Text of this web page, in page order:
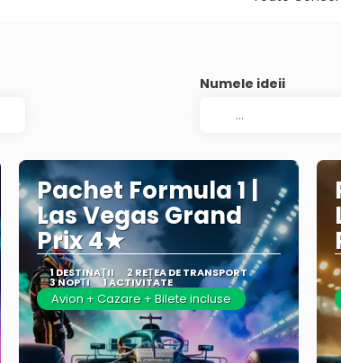
Numele ideii
Pachet Formula 1 |
Las Vegas Grand
Prix 4★
1 DESTINAŢII 2 REȚEA DE TRANSPORT
3 NOPȚI 1 ACTIVITATE
Avion + Cazare + Bilete incluse